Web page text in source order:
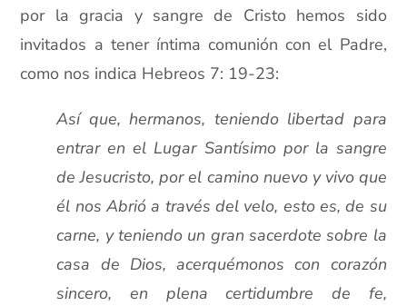
por la gracia y sangre de Cristo hemos sido
invitados a tener íntima comunión con el Padre,
como nos indica Hebreos 7: 19-23:
Así que, hermanos, teniendo libertad para
entrar en el Lugar Santísimo por la sangre
de Jesucristo, por el camino nuevo y vivo que
él nos Abrió a través del velo, esto es, de su
carne, y teniendo un gran sacerdote sobre la
casa de Dios, acerquémonos con corazón
sincero, en plena certidumbre de fe,